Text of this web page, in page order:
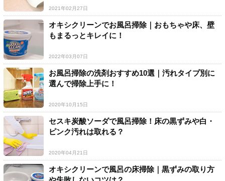
2021年02月27日
オキシクリーンでお風呂掃除｜おもちゃや床、壁
もまるっとキレイに！
2022年03月07日
お風呂掃除の洗剤おすすめ10選｜汚れタイプ別に
選んで掃除上手に！
2020年10月15日
セスキ炭酸ソーダで風呂掃除！床の黒ずみや白・
ピンク汚れは取れる？
2020年04月21日
オキシクリーンで風呂の床掃除｜黒ずみの取り方